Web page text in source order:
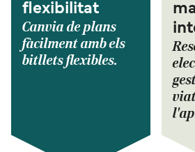
flexibilitat
Canvia de plans
fàcilment amb els
bitllets flexibles.